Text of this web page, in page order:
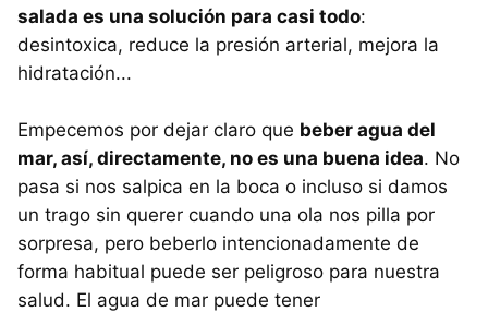
salada es una solución para casi todo:
desintoxica, reduce la presión arterial, mejora la
hidratación...
Empecemos por dejar claro que beber agua del
mar, así, directamente, no es una buena idea. No
pasa si nos salpica en la boca o incluso si damos
un trago sin querer cuando una ola nos pilla por
sorpresa, pero beberlo intencionadamente de
forma habitual puede ser peligroso para nuestra
salud. El agua de mar puede tener